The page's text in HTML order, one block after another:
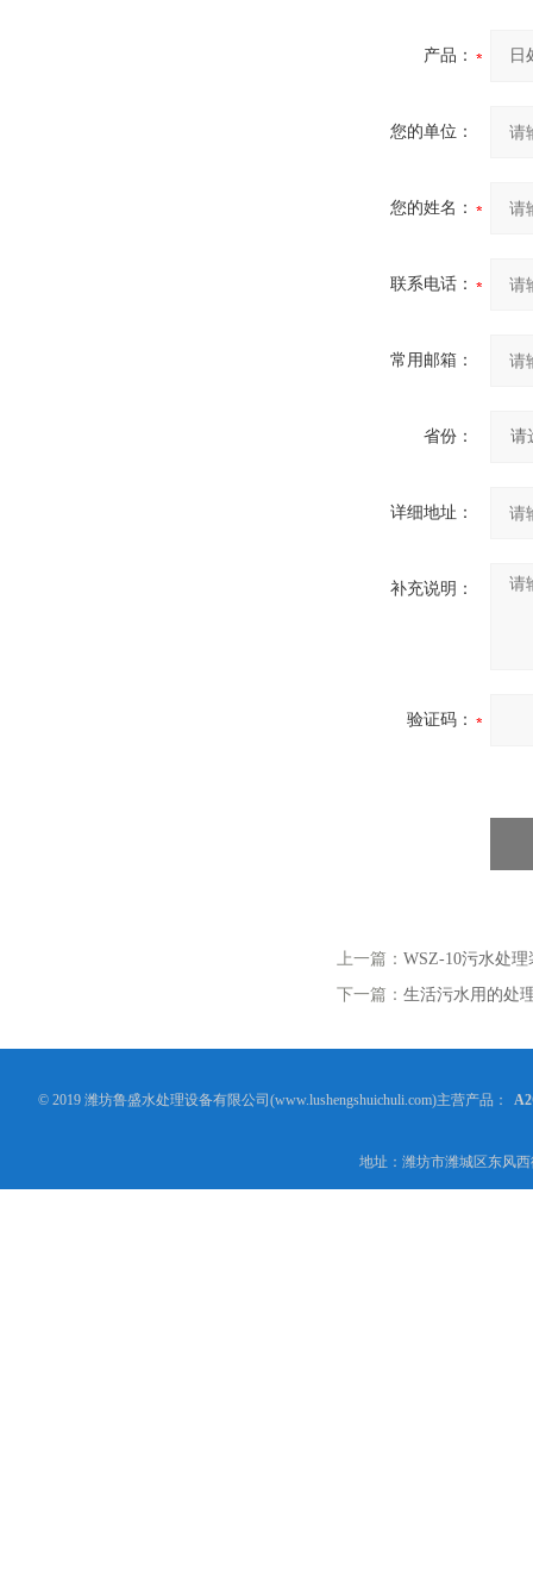
产品：
您的单位：
您的姓名：
联系电话：
常用邮箱：
省份：
详细地址：
补充说明：
验证码：
上一篇： WSZ-10污水处理
下一篇： 生活污水用的处
© 2019 潍坊鲁盛水处理设备有限公司(www.lushengshuichuli.com)主营产品：
地址：潍坊市潍城区东风